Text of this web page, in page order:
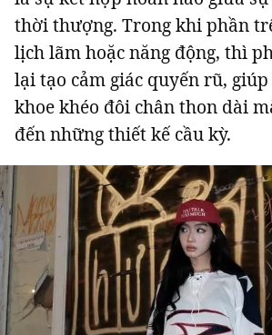
thời thượng. Trong khi phần
lịch lãm hoặc năng động, thì
lại tạo cảm giác quyến rũ,
khoe khéo đôi chân thon dài
đến những thiết kế cầu kỳ.